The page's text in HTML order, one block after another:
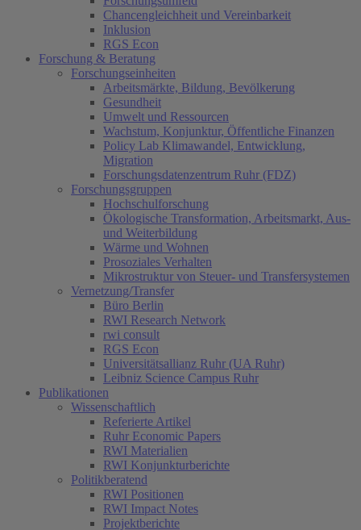
Chancengleichheit und Vereinbarkeit
Inklusion
RGS Econ
Forschung & Beratung
Forschungseinheiten
Arbeitsmärkte, Bildung, Bevölkerung
Gesundheit
Umwelt und Ressourcen
Wachstum, Konjunktur, Öffentliche Finanzen
Policy Lab Klimawandel, Entwicklung,
Migration
Forschungsdatenzentrum Ruhr (FDZ)
Forschungsgruppen
Hochschulforschung
Ökologische Transformation, Arbeitsmarkt, Aus-
und Weiterbildung
Wärme und Wohnen
Prosoziales Verhalten
Mikrostruktur von Steuer- und Transfersystemen
Vernetzung/Transfer
Büro Berlin
RWI Research Network
rwi consult
RGS Econ
Universitätsallianz Ruhr (UA Ruhr)
Leibniz Science Campus Ruhr
Publikationen
Wissenschaftlich
Referierte Artikel
Ruhr Economic Papers
RWI Materialien
RWI Konjunkturberichte
Politikberatend
RWI Positionen
RWI Impact Notes
Projektberichte